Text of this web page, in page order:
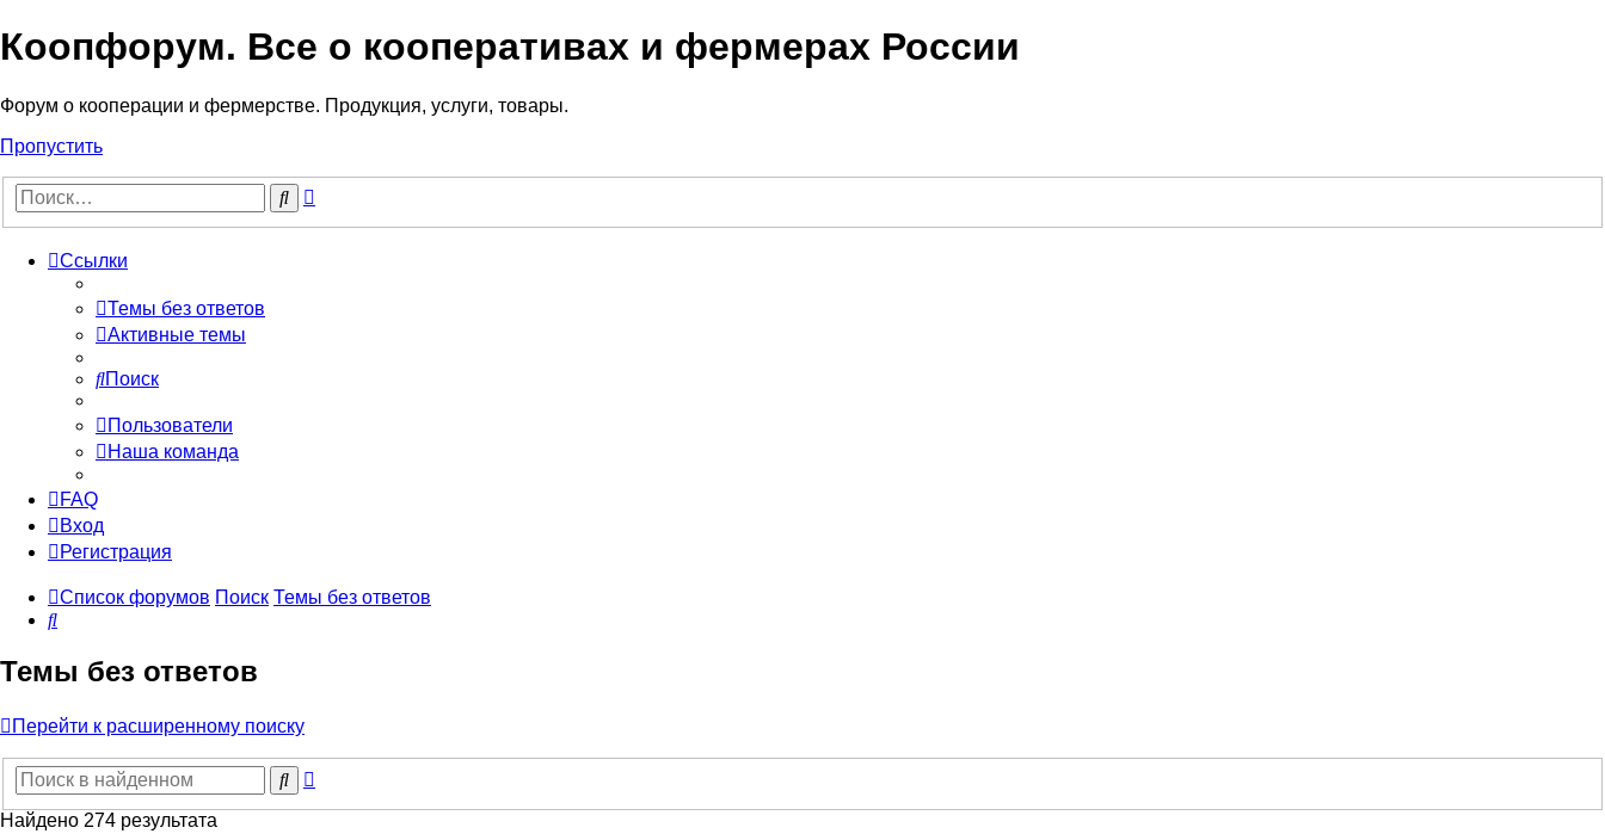
Коопфорум. Все о кооперативах и фермерах России
Форум о кооперации и фермерстве. Продукция, услуги, товары.
Пропустить
Поиск
Ссылки
Темы без ответов
Активные темы
Поиск
Пользователи
Наша команда
FAQ
Вход
Регистрация
Список форумов Поиск Темы без ответов
Поиск
Темы без ответов
Перейти к расширенному поиску
Поиск
Найдено 274 результата